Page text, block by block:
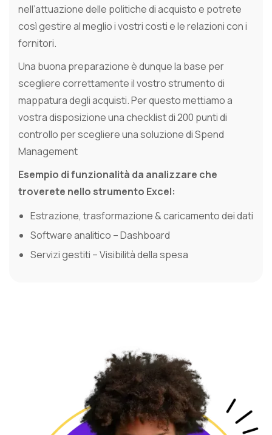
nell’attuazione delle politiche di acquisto e potrete
così gestire al meglio i vostri costi e le relazioni con i
fornitori.
Una buona preparazione è dunque la base per
scegliere correttamente il vostro strumento di
mappatura degli acquisti. Per questo mettiamo a
vostra disposizione una checklist di 200 punti di
controllo per scegliere una soluzione di Spend
Management
Esempio di funzionalità da analizzare che
troverete nello strumento Excel:
Estrazione, trasformazione & caricamento dei dati
Software analitico – Dashboard
Servizi gestiti – Visibilità della spesa